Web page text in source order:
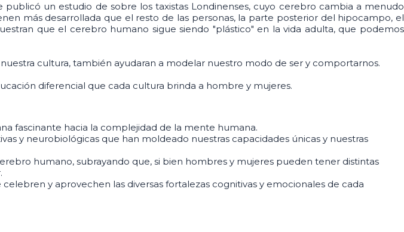
publicó un estudio de sobre los taxistas Londinenses, cuyo cerebro cambia a menudo
más desarrollada que el resto de las personas, la parte posterior del hipocampo, el
que el cerebro humano sigue siendo "plástico" en la vida adulta, que podemos
cultura, también ayudaran a modelar nuestro modo de ser y comportarnos.
diferencial que cada cultura brinda a hombre y mujeres.
fascinante hacia la complejidad de la mente humana.
y neurobiológicas que han moldeado nuestras capacidades únicas y nuestras
humano, subrayando que, si bien hombres y mujeres pueden tener distintas
y aprovechen las diversas fortalezas cognitivas y emocionales de cada